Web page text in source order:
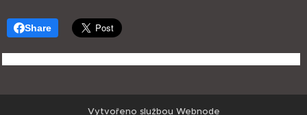
Share
Vytvořeno službou Webnode